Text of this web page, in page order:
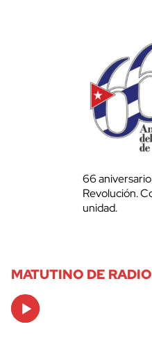
66
Revolución.
unidad.
MATUTINO DE
Audio
Player